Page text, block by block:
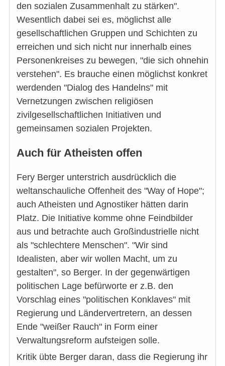
den sozialen Zusammenhalt zu stärken".
Wesentlich dabei sei es, möglichst alle
gesellschaftlichen Gruppen und Schichten zu
erreichen und sich nicht nur innerhalb eines
Personenkreises zu bewegen, "die sich ohnehin
verstehen". Es brauche einen möglichst konkret
werdenden "Dialog des Handelns" mit
Vernetzungen zwischen religiösen
zivilgesellschaftlichen Initiativen und
gemeinsamen sozialen Projekten.
Auch für Atheisten offen
Fery Berger unterstrich ausdrücklich die
weltanschauliche Offenheit des "Way of Hope";
auch Atheisten und Agnostiker hätten darin
Platz. Die Initiative komme ohne Feindbilder
aus und betrachte auch Großindustrielle nicht
als "schlechtere Menschen". "Wir sind
Idealisten, aber wir wollen Macht, um zu
gestalten", so Berger. In der gegenwärtigen
politischen Lage befürworte er z.B. den
Vorschlag eines "politischen Konklaves" mit
Regierung und Ländervertretern, an dessen
Ende "weißer Rauch" in Form einer
Verwaltungsreform aufsteigen solle.
Kritik übte Berger daran, dass die Regierung ihr